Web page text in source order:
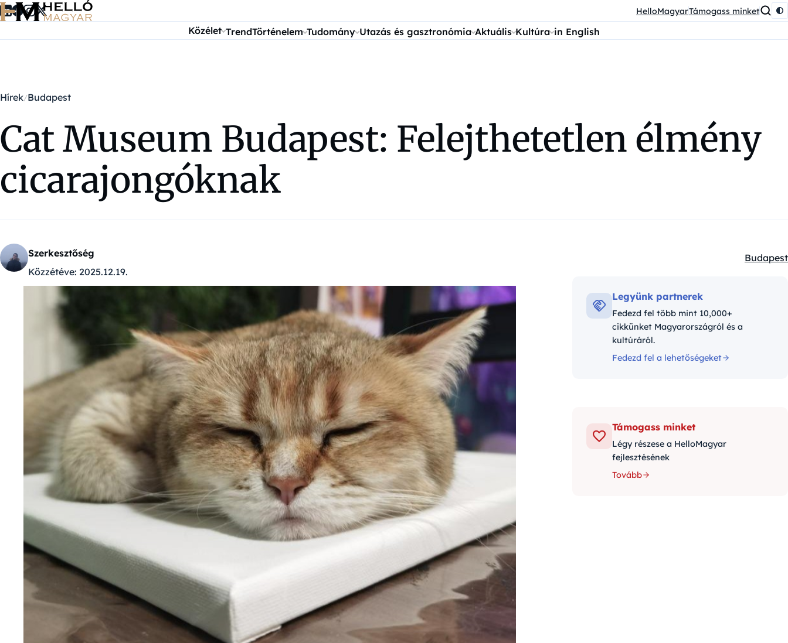
Ugrás a tartalomra HelloMagyarTámogass minket
Közélet TrendTörténelem Tudomány Utazás és gasztronómia Aktuális Kultúra in English
Hírek Budapest
Cat Museum Budapest: Felejthetetlen élmény
cicarajongóknak
Szerkesztőség
Közzétéve: 2025.12.19.
Budapest
Legyünk partnerek
Fedezd fel több mint 10,000+
cikkünket Magyarországról és a
kultúráról.
Fedezd fel a lehetőségeket
Támogass minket
Légy részese a HelloMagyar
fejlesztésének
Tovább